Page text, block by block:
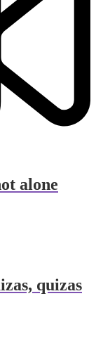
alone
quizas